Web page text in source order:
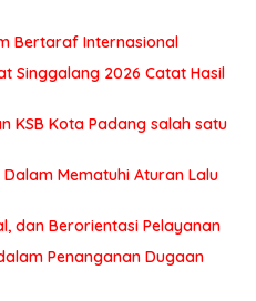
Bertaraf Internasional
Singgalang 2026 Catat Hasil
KSB Kota Padang salah satu
Mematuhi Aturan Lalu
dan Berorientasi Pelayanan
Penanganan Dugaan